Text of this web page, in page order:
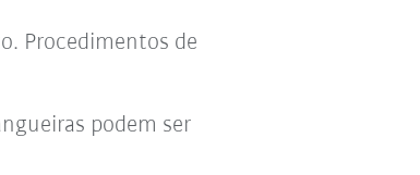
Procedimentos de
podem ser